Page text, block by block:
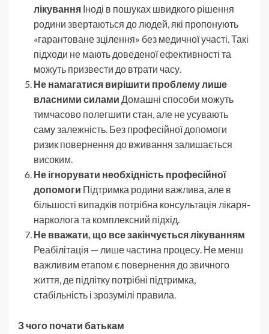
лікування Іноді в пошуках швидкого рішення
родини звертаються до людей, які пропонують
«гарантоване зцілення» без медичної участі. Такі
підходи не мають доведеної ефективності та
можуть призвести до втрати часу.
Не намагатися вирішити проблему лише
власними силами Домашні способи можуть
тимчасово полегшити стан, але не усувають
саму залежність. Без професійної допомоги
ризик повернення до вживання залишається
високим.
Не ігнорувати необхідність професійної
допомоги Підтримка родини важлива, але в
більшості випадків потрібна консультація лікаря-
нарколога та комплексний підхід.
Не вважати, що все закінчується лікуванням
Реабілітація — лише частина процесу. Не менш
важливим етапом є повернення до звичного
життя, де підлітку потрібні підтримка,
стабільність і зрозумілі правила.
З чого почати батькам